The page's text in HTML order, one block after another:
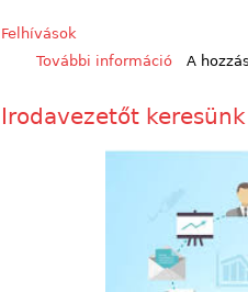
Felhívások
További információAdventi
A
Irodavezetőt keresünk